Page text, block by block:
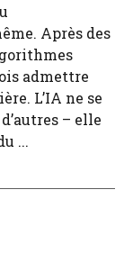
Après des
admettre
L’IA ne se
– elle
...